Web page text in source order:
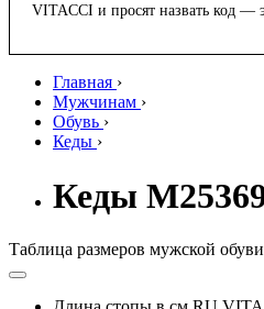
VITACCI и просят назвать код —
Главная ›
Мужчинам ›
Обувь ›
Кеды ›
Кеды
Таблица размеров мужской обуви